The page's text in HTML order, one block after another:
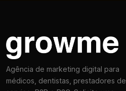
Agência de marketing digital para
médicos, dentistas, prestadores de